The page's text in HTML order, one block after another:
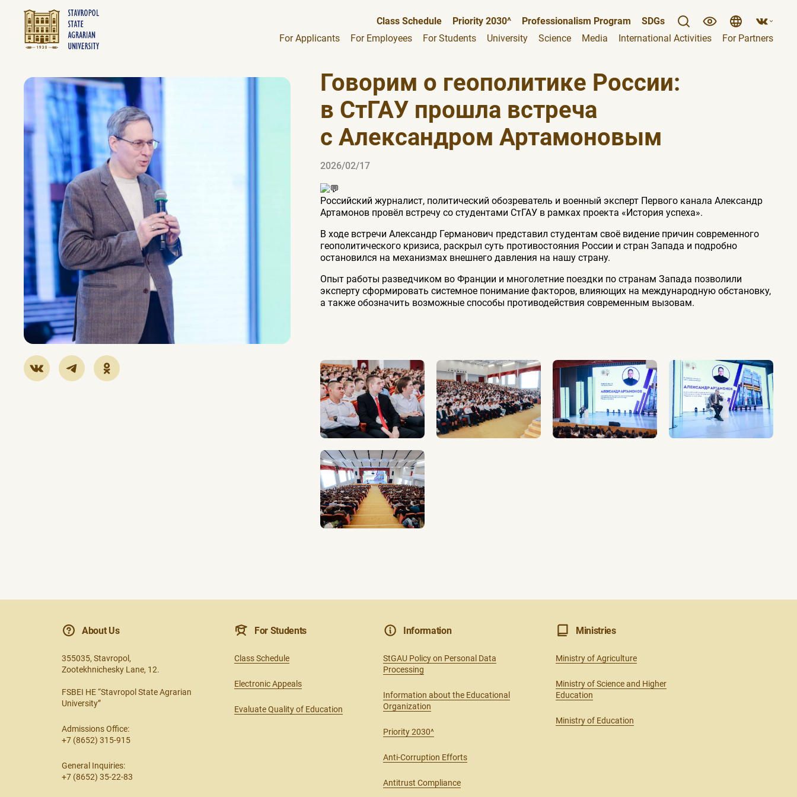
Class Schedule Priority 2030^ Professionalism Program
SDGs
For Applicants
For Employees For Students University Science Media International Activities For Partners
Говорим о геополитике России:
в СтГАУ прошла встреча
с Александром Артамоновым
2026/02/17
Российский журналист, политический обозреватель и военный эксперт Первого канала Александр
Артамонов провёл встречу со студентами СтГАУ в рамках проекта «История успеха».
В ходе встречи Александр Германович представил студентам своё видение причин современного
геополитического кризиса, раскрыл суть противостояния России и стран Запада и подробно
остановился на механизмах внешнего давления на нашу страну.
Опыт работы разведчиком во Франции и многолетние поездки по странам Запада позволили
эксперту сформировать системное понимание факторов, влияющих на международную обстановку,
а также обозначить возможные способы противодействия современным вызовам.
About Us
355035, Stavropol,
Zootekhnichesky Lane, 12.
FSBEI HE “Stavropol State Agrarian
University”
Admissions Office:
+7 (8652) 315-915
General Inquiries:
+7 (8652) 35-22-83
For Students
Class Schedule
Electronic Appeals
Evaluate Quality of Education
Information
StGAU Policy on Personal Data
Processing
Information about the Educational
Organization
Priority 2030^
Anti-Corruption Efforts
Antitrust Compliance
Ministries
Ministry of Agriculture
Ministry of Science and Higher
Education
Ministry of Education